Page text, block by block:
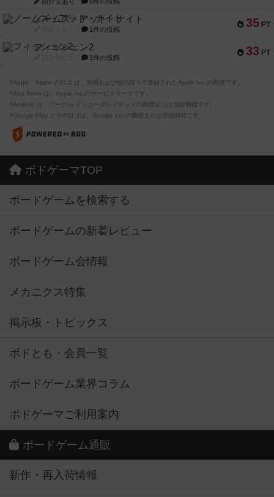
35 PT
ノームズ・アット・ナイト
1件の投稿
33 PT
フィッシェン2
1件の投稿
※Apple、Apple のロゴ は、米国および他の国々で登録されたApple Inc.の商標です。
※App Store は、Apple Inc.のサービスマークです。
※Android は、グーグル インコーポレイテッドの商標または登録商標です。
※Google Play とそのロゴは、Google Inc.の商標または登録商標です。
ボドゲーマTOP
ボードゲームを検索する
ボードゲームの新着レビュー
ボードゲーム会情報
メカニクス特集
掲示板・トピックス
ボドとも・会員一覧
ボードゲーム業界コラム
ボドゲーマご利用案内
ボードゲーム通販
新作・再入荷情報